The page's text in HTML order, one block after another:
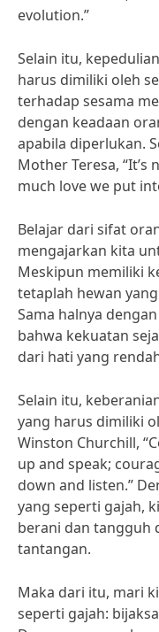
evolution.”
Selain itu,
harus dimiliki oleh
terhadap sesama
dengan keadaan
apabila diperlukan.
Mother Teresa,
much love we put
Belajar dari sifat
mengajarkan kita
Meskipun memiliki
tetaplah hewan
Sama halnya
bahwa kekuatan
dari hati yang
Selain itu,
yang harus dimiliki
Winston Churchill,
up and speak;
down and listen.”
yang seperti gajah,
berani dan tangguh
tantangan.
Maka dari itu, mari
seperti gajah: